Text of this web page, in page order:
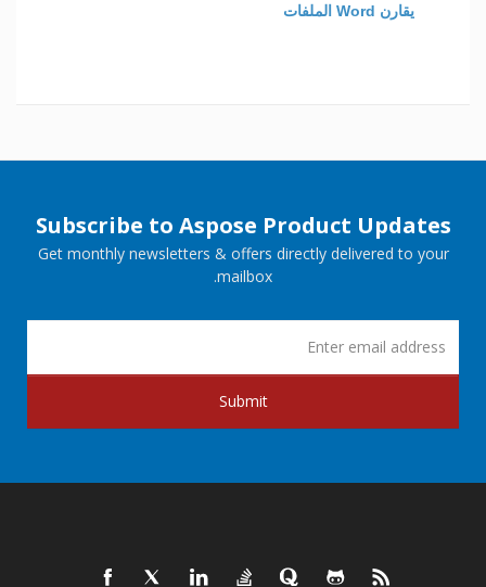
يقارن Word الملفات
Subscribe to Aspose Product Updates
Get monthly newsletters & offers directly delivered to your
mailbox.
Submit